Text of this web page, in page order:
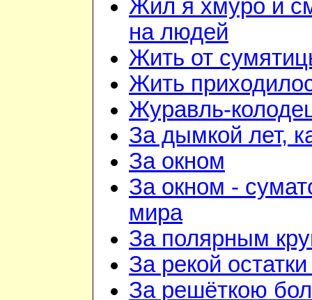
Жил я хмуро и
на людей
Жить от
Жить
Журавль-
За дымкой лет,
За окном
За окном -
мира
За полярным
За рекой
За решёткою